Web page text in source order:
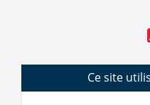
Ce site